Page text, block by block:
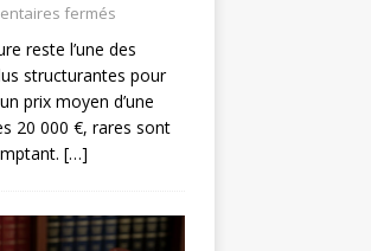
fermés
reste l’une des
structurantes pour
prix moyen d’une
20 000 €, rares sont
[…]